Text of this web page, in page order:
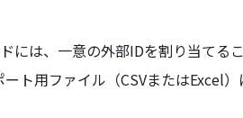
には、一意の外部IDを割り当てるこ
ト用ファイル（CSVまたはExcel